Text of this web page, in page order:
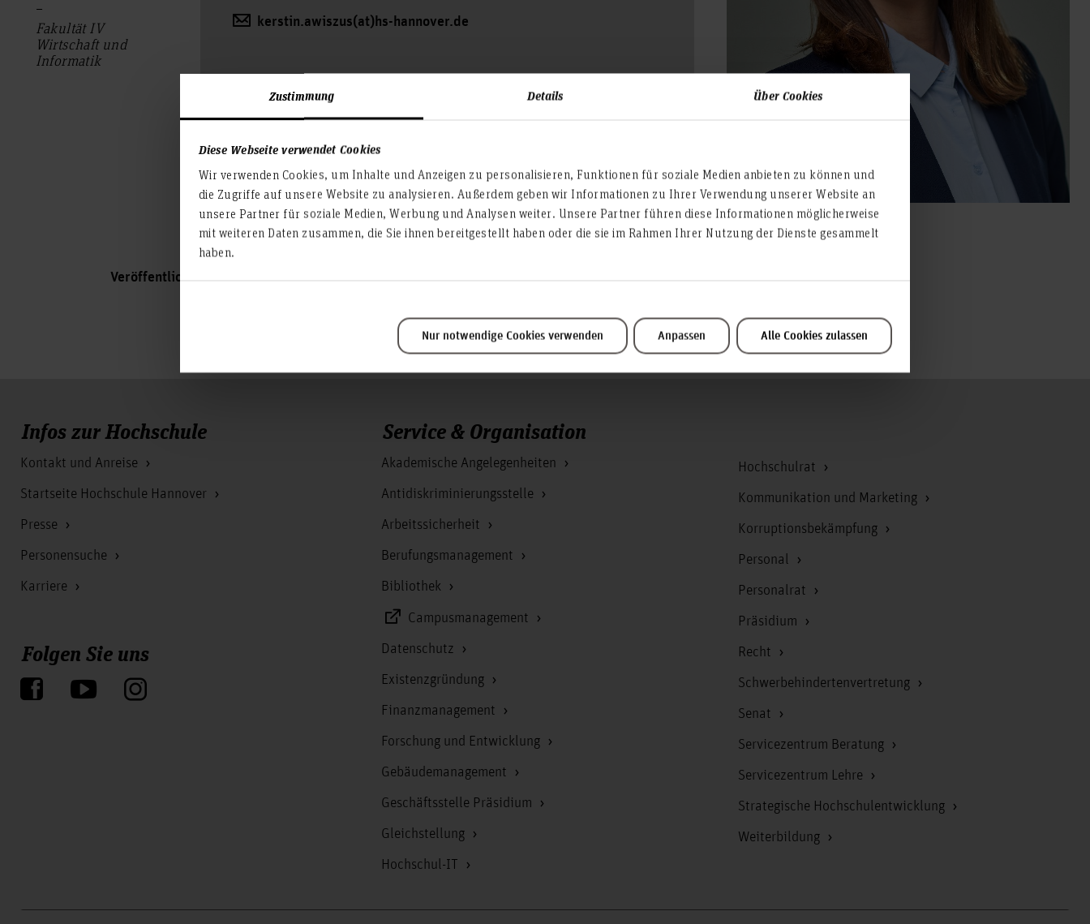
Zustimmung Details Über Cookies
Diese Webseite verwendet Cookies
Wir verwenden Cookies, um Inhalte und Anzeigen zu personalisieren, Funktionen für soziale Medien anbieten zu können und
die Zugriffe auf unsere Website zu analysieren. Außerdem geben wir Informationen zu Ihrer Verwendung unserer Website an
unsere Partner für soziale Medien, Werbung und Analysen weiter. Unsere Partner führen diese Informationen möglicherweise
mit weiteren Daten zusammen, die Sie ihnen bereitgestellt haben oder die sie im Rahmen Ihrer Nutzung der Dienste gesammelt
haben.
Nur notwendige Cookies verwenden Anpassen Alle Cookies zulassen
–
Fakultät IV
Wirtschaft und
Informatik
kerstin.awiszus(at)hs-hannover.de
Veröffentlichungen
Infos zur Hochschule
Kontakt und Anreise
Startseite Hochschule Hannover
Presse
Personensuche
Karriere
Folgen Sie uns
Service & Organisation
Akademische Angelegenheiten
Antidiskriminierungsstelle
Arbeitssicherheit
Berufungsmanagement
Bibliothek
Campusmanagement
Datenschutz
Existenzgründung
Finanzmanagement
Forschung und Entwicklung
Gebäudemanagement
Geschäftsstelle Präsidium
Gleichstellung
Hochschul-IT
Hochschulrat
Kommunikation und Marketing
Korruptionsbekämpfung
Personal
Personalrat
Präsidium
Recht
Schwerbehindertenvertretung
Senat
Servicezentrum Beratung
Servicezentrum Lehre
Strategische Hochschulentwicklung
Weiterbildung